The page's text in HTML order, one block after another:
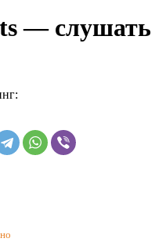
— слушать